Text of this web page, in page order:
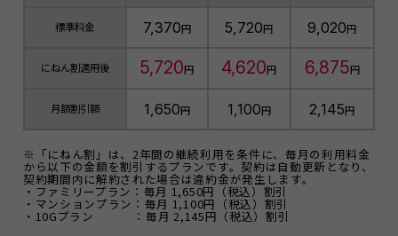
標準料金 7,370円 5,720円 9,020円
にねん割適用後 5,720円 4,620円 6,875円
月額割引額 1,650円 1,100円 2,145円
※「にねん割」は、2年間の継続利用を条件に、毎月の利用料金
から以下の金額を割引するプランです。契約は自動更新となり、
契約期間内に解約された場合は違約金が発生します。
・ファミリープラン：毎月 1,650円（税込）割引
・マンションプラン：毎月 1,100円（税込）割引
・10Gプラン ：毎月 2,145円（税込）割引